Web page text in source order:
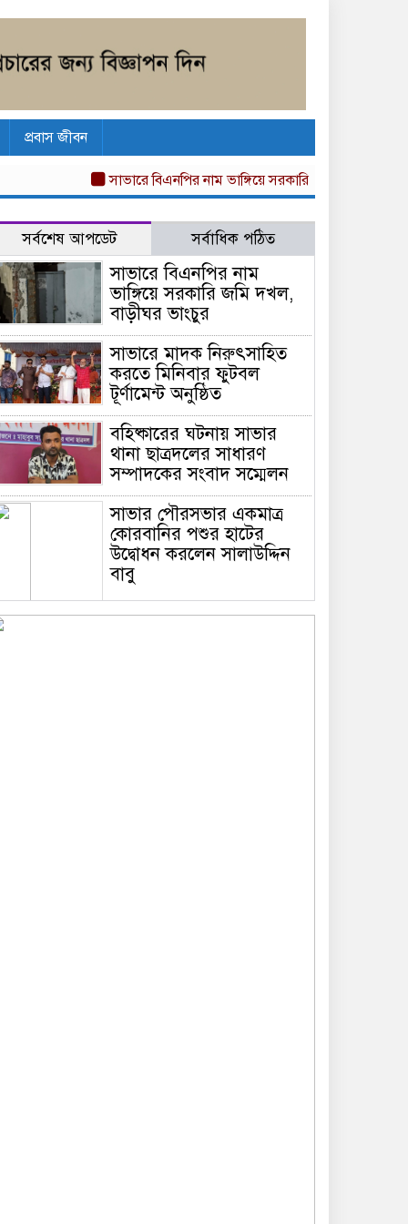
প্রবাস জীবন
সাভারে বিএনপির নাম ভাঙ্গিয়ে সরকারি জমি দখল, বাড়ীঘর
সর্বশেষ আপডেট সর্বাধিক পঠিত
সাভারে বিএনপির নাম
ভাঙ্গিয়ে সরকারি জমি দখল,
বাড়ীঘর ভাংচুর
সাভারে মাদক নিরুৎসাহিত
করতে মিনিবার ফুটবল
টূর্ণামেন্ট অনুষ্ঠিত
বহিষ্কারের ঘটনায় সাভার
থানা ছাত্রদলের সাধারণ
সম্পাদকের সংবাদ সম্মেলন
সাভার পৌরসভার একমাত্র
কোরবানির পশুর হাটের
উদ্বোধন করলেন সালাউদ্দিন
বাবু